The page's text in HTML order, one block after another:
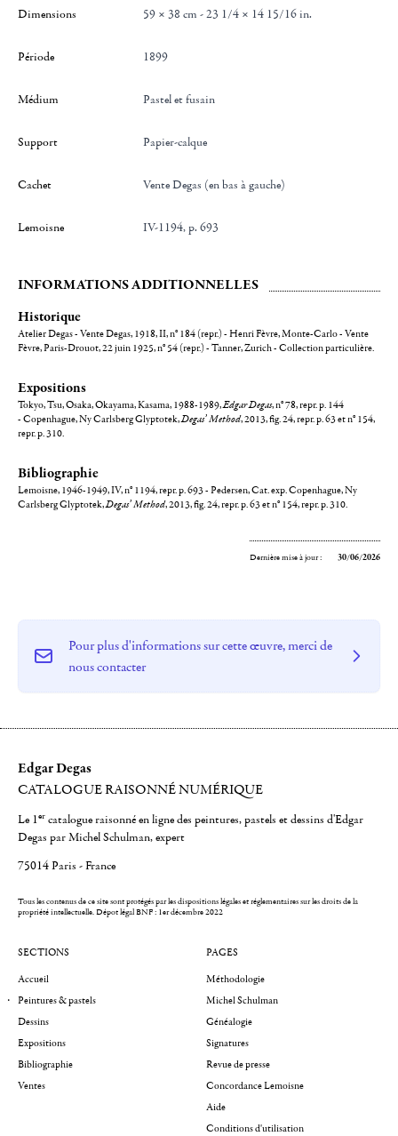
Dimensions 59 × 38 cm - 23 1/4 × 14 15/16 in.
Période 1899
Médium Pastel et fusain
Support Papier-calque
Cachet Vente Degas (en bas à gauche)
Lemoisne IV-1194, p. 693
INFORMATIONS ADDITIONNELLES
Historique
Atelier Degas - Vente Degas, 1918, II, n° 184 (repr.) - Henri Fèvre, Monte-Carlo - Vente
Fèvre, Paris-Drouot, 22 juin 1925, n° 54 (repr.) - Tanner, Zurich - Collection particulière.
Expositions
Tokyo, Tsu, Osaka, Okayama, Kasama, 1988-1989,Edgar Degas, n° 78, repr. p. 144
- Copenhague, Ny Carlsberg Glyptotek,Degas’ Method, 2013, fig. 24, repr. p. 63 et n° 154,
repr. p. 310.
Bibliographie
Lemoisne, 1946-1949, IV, n° 1194, repr. p. 693 - Pedersen, Cat. exp. Copenhague, Ny
Carlsberg Glyptotek,Degas’ Method, 2013, fig. 24, repr. p. 63 et n° 154, repr. p. 310.
Dernière mise à jour : 30/06/2026
Pour plus d'informations sur cette œuvre, merci de
nous contacter
Edgar Degas
CATALOGUE RAISONNÉ NUMÉRIQUE
Le 1er catalogue raisonné en ligne des peintures, pastels et dessins d'Edgar
Degas par Michel Schulman, expert
75014 Paris - France
Tous les contenus de ce site sont protégés par les dispositions légales et réglementaires sur les droits de la
propriété intellectuelle.Dépot légal BNF : 1er décembre 2022
SECTIONS
Accueil
Peintures & pastels
Dessins
Expositions
Bibliographie
Ventes
PAGES
Méthodologie
Michel Schulman
Généalogie
Signatures
Revue de presse
Concordance Lemoisne
Aide
Conditions d'utilisation